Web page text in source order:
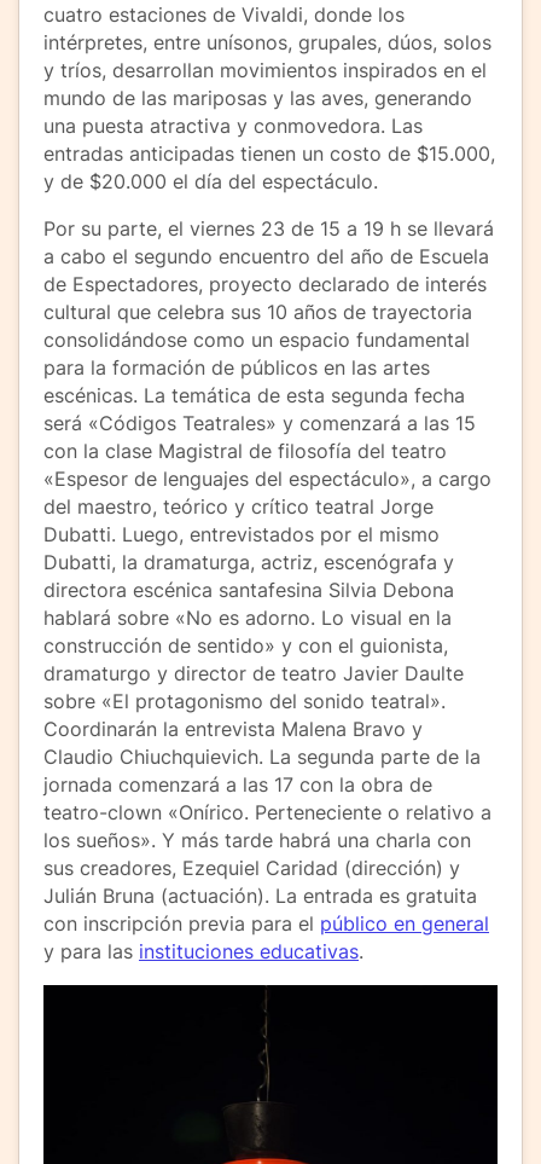
cuatro estaciones de Vivaldi, donde los
intérpretes, entre unísonos, grupales, dúos, solos
y tríos, desarrollan movimientos inspirados en el
mundo de las mariposas y las aves, generando
una puesta atractiva y conmovedora. Las
entradas anticipadas tienen un costo de $15.000,
y de $20.000 el día del espectáculo.
Por su parte, el viernes 23 de 15 a 19 h se llevará
a cabo el segundo encuentro del año de Escuela
de Espectadores, proyecto declarado de interés
cultural que celebra sus 10 años de trayectoria
consolidándose como un espacio fundamental
para la formación de públicos en las artes
escénicas. La temática de esta segunda fecha
será «Códigos Teatrales» y comenzará a las 15
con la clase Magistral de filosofía del teatro
«Espesor de lenguajes del espectáculo», a cargo
del maestro, teórico y crítico teatral Jorge
Dubatti. Luego, entrevistados por el mismo
Dubatti, la dramaturga, actriz, escenógrafa y
directora escénica santafesina Silvia Debona
hablará sobre «No es adorno. Lo visual en la
construcción de sentido» y con el guionista,
dramaturgo y director de teatro Javier Daulte
sobre «El protagonismo del sonido teatral».
Coordinarán la entrevista Malena Bravo y
Claudio Chiuchquievich. La segunda parte de la
jornada comenzará a las 17 con la obra de
teatro-clown «Onírico. Perteneciente o relativo a
los sueños». Y más tarde habrá una charla con
sus creadores, Ezequiel Caridad (dirección) y
Julián Bruna (actuación). La entrada es gratuita
con inscripción previa para el público en general
y para las instituciones educativas.